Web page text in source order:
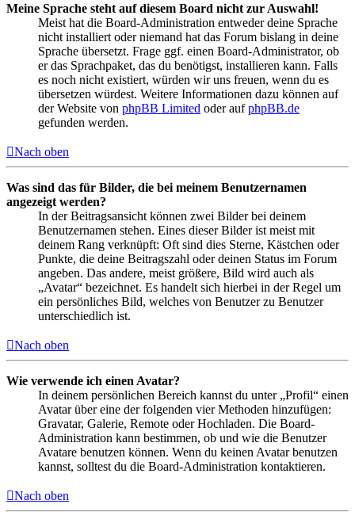
Meine Sprache steht auf diesem Board nicht zur Auswahl!
Meist hat die Board-Administration entweder deine Sprache
nicht installiert oder niemand hat das Forum bislang in deine
Sprache übersetzt. Frage ggf. einen Board-Administrator, ob
er das Sprachpaket, das du benötigst, installieren kann. Falls
es noch nicht existiert, würden wir uns freuen, wenn du es
übersetzen würdest. Weitere Informationen dazu können auf
der Website von phpBB Limited oder aufphpBB.de
gefunden werden.
Nach oben
Was sind das für Bilder, die bei meinem Benutzernamen
angezeigt werden?
In der Beitragsansicht können zwei Bilder bei deinem
Benutzernamen stehen. Eines dieser Bilder ist meist mit
deinem Rang verknüpft: Oft sind dies Sterne, Kästchen oder
Punkte, die deine Beitragszahl oder deinen Status im Forum
angeben. Das andere, meist größere, Bild wird auch als
„Avatar“ bezeichnet. Es handelt sich hierbei in der Regel um
ein persönliches Bild, welches von Benutzer zu Benutzer
unterschiedlich ist.
Nach oben
Wie verwende ich einen Avatar?
In deinem persönlichen Bereich kannst du unter „Profil“ einen
Avatar über eine der folgenden vier Methoden hinzufügen:
Gravatar, Galerie, Remote oder Hochladen. Die Board-
Administration kann bestimmen, ob und wie die Benutzer
Avatare benutzen können. Wenn du keinen Avatar benutzen
kannst, solltest du die Board-Administration kontaktieren.
Nach oben